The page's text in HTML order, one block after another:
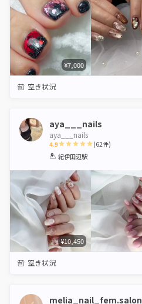
¥7,000
空き状況
aya___nails
aya___nails
4.9
1 2 3 4 5
(62件)
紀伊田辺駅
¥10,450
空き状況
melia_nail_fem.salon